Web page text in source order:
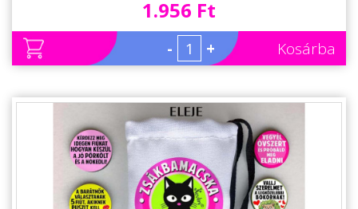
1.956 Ft
- + Kosárba